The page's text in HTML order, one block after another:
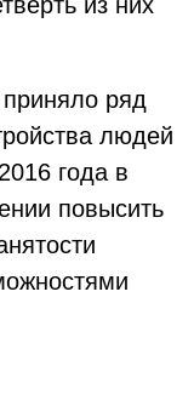
ряд
людей
года в
повысить